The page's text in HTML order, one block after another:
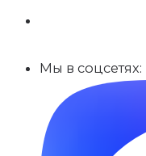
Мы в соцсетях: